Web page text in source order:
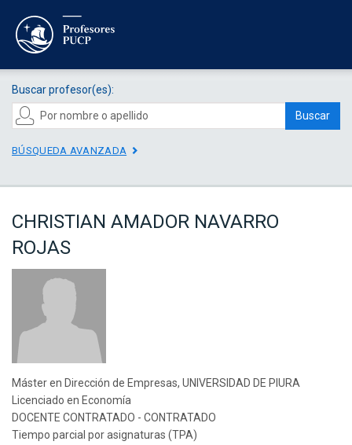
Buscar profesor(es):
Buscar
BÚSQUEDA AVANZADA
CHRISTIAN AMADOR NAVARRO
ROJAS
Máster en Dirección de Empresas, UNIVERSIDAD DE PIURA
Licenciado en Economía
DOCENTE CONTRATADO - CONTRATADO
Tiempo parcial por asignaturas (TPA)